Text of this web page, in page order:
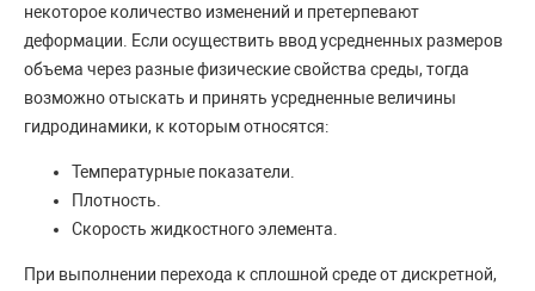
некоторое количество изменений и претерпевают
деформации. Если осуществить ввод усредненных размеров
объема через разные физические свойства среды, тогда
возможно отыскать и принять усредненные величины
гидродинамики, к которым относятся:
Температурные показатели.
Плотность.
Скорость жидкостного элемента.
При выполнении перехода к сплошной среде от дискретной,